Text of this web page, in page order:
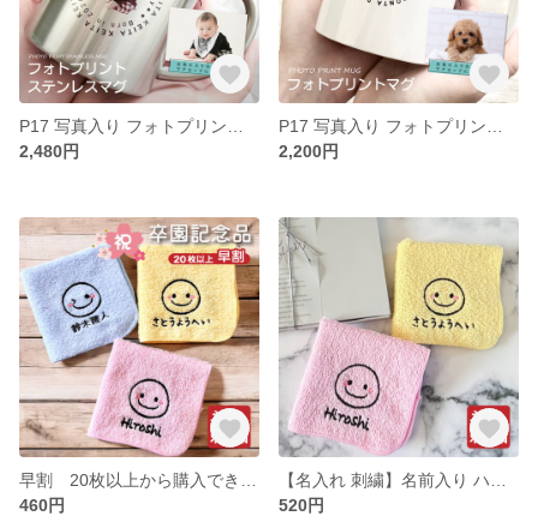
2,480円
2,200円
460円
520円